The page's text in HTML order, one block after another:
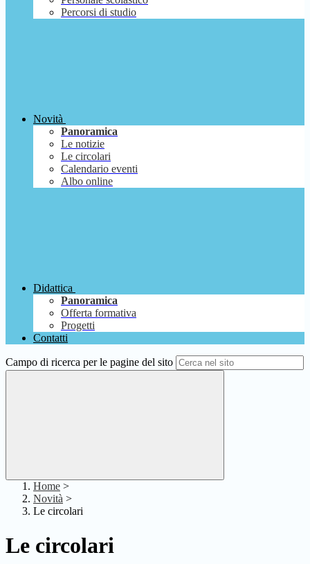
Percorsi di studio
Novità
Panoramica
Le notizie
Le circolari
Calendario eventi
Albo online
Didattica
Panoramica
Offerta formativa
Progetti
Contatti
Campo di ricerca per le pagine del sito
Home >
Novità >
Le circolari
Le circolari